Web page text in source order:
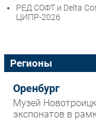
РЕД СОФТ и Delta
ЦИПР-2026
Регионы
Оренбург
Музей
экспонатов в